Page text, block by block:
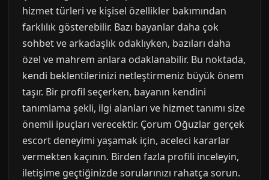
hizmet türleri ve kişisel özellikler bakımından
farklılık gösterebilir. Bazı bayanlar daha çok
sohbet ve arkadaşlık odaklıyken, bazıları daha
özel ve mahrem anlara odaklanabilir. Bu noktada,
kendi beklentilerinizi netleştirmeniz büyük önem
taşır. Bir profil seçerken, bayanın kendini
tanımlama şekli, ilgi alanları ve hizmet tanımı size
önemli ipuçları verecektir. Çorum Oğuzlar gerçek
escort deneyimi yaşamak için, aceleci kararlar
vermekten kaçının. Birden fazla profili inceleyin,
iletişime geçtiğinizde sorularınızı rahatça sorun.